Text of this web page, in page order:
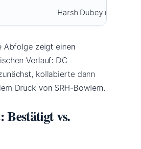
Harsh Dubey nimmt 3
Abfolge zeigt einen
Verlauf: DC
kollabierte dann
Druck von SRH-Bowlern.
vs.